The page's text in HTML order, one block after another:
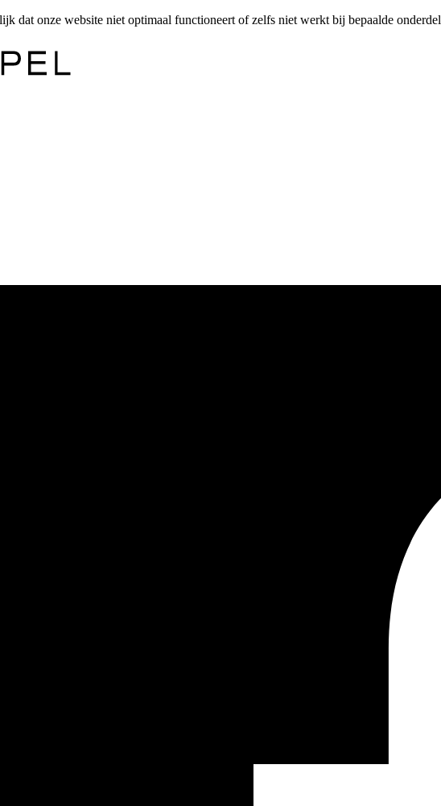
dat onze website niet optimaal functioneert of zelfs niet werkt bij bepaalde